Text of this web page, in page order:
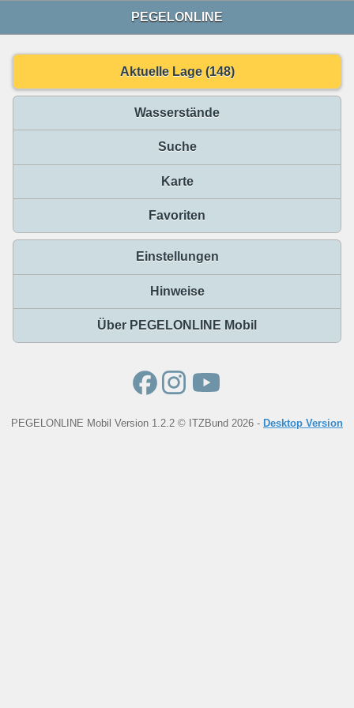
PEGELONLINE
Aktuelle Lage (148)
Wasserstände
Suche
Karte
Favoriten
Einstellungen
Hinweise
Über PEGELONLINE Mobil
PEGELONLINE Mobil Version 1.2.2 © ITZBund 2026 - Desktop Version